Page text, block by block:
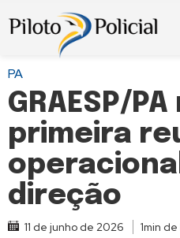
PA
GRAESP/
primeira
direção
11 de junho de 2026 1min